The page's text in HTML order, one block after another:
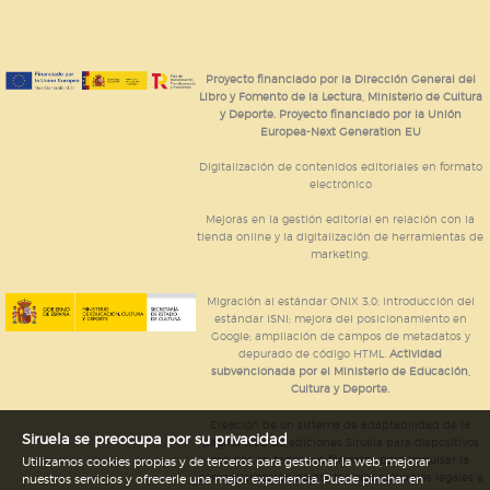
Proyecto financiado por la Dirección General del
Libro y Fomento de la Lectura, Ministerio de Cultura
y Deporte. Proyecto financiado por la Unión
Europea-Next Generation EU
Digitalización de contenidos editoriales en formato
electrónico
Mejoras en la gestión editorial en relación con la
tienda online y la digitalización de herramientas de
marketing.
Migración al estándar ONIX 3.0; introducción del
estándar ISNI; mejora del posicionamiento en
Google; ampliación de campos de metadatos y
depurado de código HTML.Actividad
subvencionada por el Ministerio de Educación,
Cultura y Deporte.
página web de ediciones Siruela para dispositivos
móviles en todos sus formatos para impulsar la
comercialización de contenidos culturales legales e
Siruela se preocupa por su privacidad
Utilizamos cookies propias y de terceros para gestionar la web, mejorar
nuestros servicios y ofrecerle una mejor experiencia. Puede pinchar en
GUARDAR CONFIGURACIÓN